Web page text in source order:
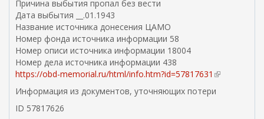
Причина выбытия пропал без вести
Дата выбытия __.01.1943
Название источника донесения ЦАМО
Номер фонда источника информации 58
Номер описи источника информации 18004
Номер дела источника информации 438
https://obd-memorial.ru/html/info.htm?id=57817631 (
н
Информация из документов, уточняющих потери
ID 57817626